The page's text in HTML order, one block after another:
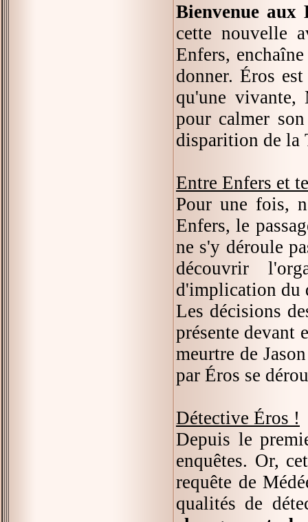
Bienvenue aux
cette nouvelle
Enfers,
donner. Éros
qu'une vivante,
pour calmer
disparition de la
Entre Enfers et
Pour une fois,
Enfers, le
ne s'y déroule
découvrir
d'implication du
Les décisions
présente devant
meurtre de
par Éros se
Détective Éros !
Depuis le
enquêtes. Or,
requête de
qualités de